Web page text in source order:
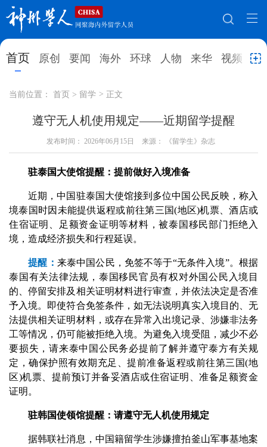
首页 原创 要闻 海外 环球 人物 来华 视频 教
网站地图
首页 原创
环球 人物 来华 视频
教育 就业创业 合作办学 直播访谈
留学 人才 学术
综合 深度 专题 实用信息
招聘信息 更多数据
当前位置： 首页 > 留学 > 正文
遵守无人机使用规定——近期留学提醒
发布时间： 2026年06月15日 来源： 《留学生》杂志
驻泰国大使馆提醒：提前做好入境准备
近期，中国驻泰国大使馆接到多位中国公民反映，称入
境泰国时因未能提供返程或前往第三国(地区)机票、酒店或
住宿证明、足额资金证明等材料，被泰国移民部门拒绝入
境，造成经济损失和行程延误。
提醒： 来泰中国公民，免签不等于“无条件入境”。根据
泰国有关法律法规，泰国移民官员有权对外国公民入境目
的、停留安排及相关证明材料进行审查，并依法决定是否准
予入境。即使符合免签条件，如无法说明真实入境目的、无
法提供相关证明材料，或存在异常入出境记录、涉嫌非法务
工等情况，仍可能被拒绝入境。为避免入境受阻，减少不必
要损失，请来泰中国公民务必提前了解并遵守泰方有关规
定，确保护照有效期充足、提前准备返程或前往第三国(地
区)机票、提前预订并备妥酒店或住宿证明、准备足额资金
证明。
驻韩国使领馆提醒：请遵守无人机使用规定
据韩联社消息，中国籍留学生涉嫌擅拍釜山军事基地案